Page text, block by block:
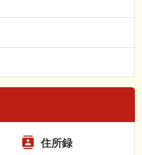
住所録